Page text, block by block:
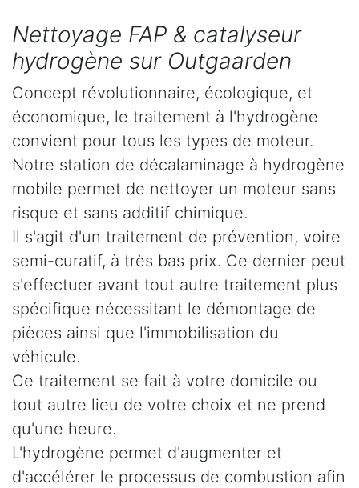
Nettoyage FAP & catalyseur
hydrogène sur Outgaarden
Concept révolutionnaire, écologique, et
économique, le traitement à l'hydrogène
convient pour tous les types de moteur.
Notre station de décalaminage à hydrogène
mobile permet de nettoyer un moteur sans
risque et sans additif chimique.
Il s'agit d'un traitement de prévention, voire
semi-curatif, à très bas prix. Ce dernier peut
s'effectuer avant tout autre traitement plus
spécifique nécessitant le démontage de
pièces ainsi que l'immobilisation du
véhicule.
Ce traitement se fait à votre domicile ou
tout autre lieu de votre choix et ne prend
qu'une heure.
L'hydrogène permet d'augmenter et
d'accélérer le processus de combustion afin